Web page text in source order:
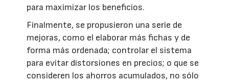
para maximizar los beneficios.
Finalmente, se propusieron una serie de
mejoras, como el elaborar más fichas y de
forma más ordenada; controlar el sistema
para evitar distorsiones en precios; o que se
consideren los ahorros acumulados, no sólo